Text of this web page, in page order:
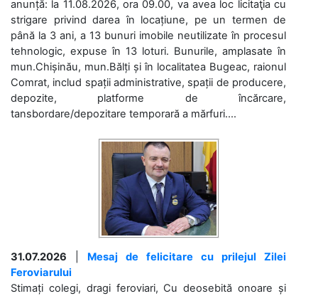
anunță: la 11.08.2026, ora 09.00, va avea loc licitaţia cu
strigare privind darea în locațiune, pe un termen de
până la 3 ani, a 13 bunuri imobile neutilizate în procesul
tehnologic, expuse în 13 loturi. Bunurile, amplasate în
mun.Chișinău, mun.Bălți și în localitatea Bugeac, raionul
Comrat, includ spații administrative, spații de producere,
depozite, platforme de încărcare,
tansbordare/depozitare temporară a mărfuri....
31.07.2026
Mesaj de felicitare cu prilejul Zilei
Feroviarului
Stimați colegi, dragi feroviari, Cu deosebită onoare și